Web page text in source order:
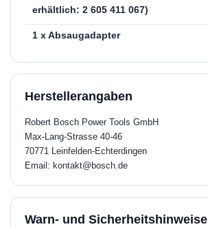
erhältlich: 2 605 411 067)
1 x Absaugadapter
Herstellerangaben
Robert Bosch Power Tools GmbH
Max-Lang-Strasse 40-46
70771 Leinfelden-Echterdingen
Email: kontakt@bosch.de
Warn- und Sicherheitshinweise